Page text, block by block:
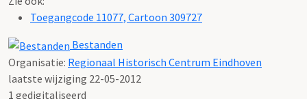
Toegangcode 11077, Cartoon 309727
Bestanden
Organisatie: Regionaal Historisch Centrum Eindhoven
laatste wijziging 22-05-2012
1 gedigitaliseerd